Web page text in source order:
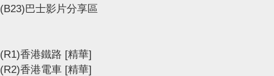
(B23)巴士影片分享區
(R1)香港鐵路 [精華]
(R2)香港電車 [精華]